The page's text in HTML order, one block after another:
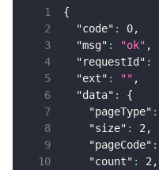
{
"code" : 0,
"msg" : "ok" ,
"requestId" :
"ext" : "" ,
"data" :
{
"pageType" :
"size" : 2 ,
"pageCode" :
"count" : 2 ,